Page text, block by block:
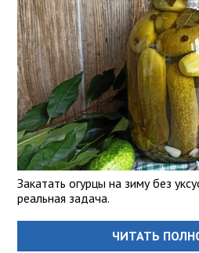
Закатать огурцы на зиму без
реальная задача.
ЧИТАТЬ